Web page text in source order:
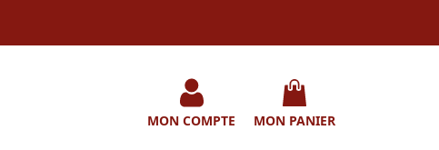
MON COMPTE MON PANIER